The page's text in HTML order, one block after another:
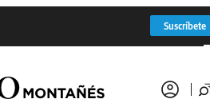
Suscríbete